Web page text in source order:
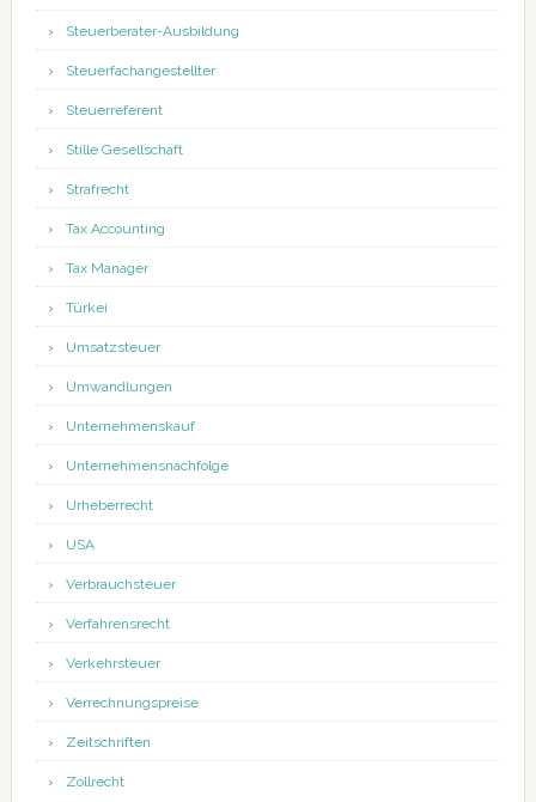
Steuerberater-Ausbildung
Steuerfachangestellter
Steuerreferent
Stille Gesellschaft
Strafrecht
Tax Accounting
Tax Manager
Türkei
Umsatzsteuer
Umwandlungen
Unternehmenskauf
Unternehmensnachfolge
Urheberrecht
USA
Verbrauchsteuer
Verfahrensrecht
Verkehrsteuer
Verrechnungspreise
Zeitschriften
Zollrecht